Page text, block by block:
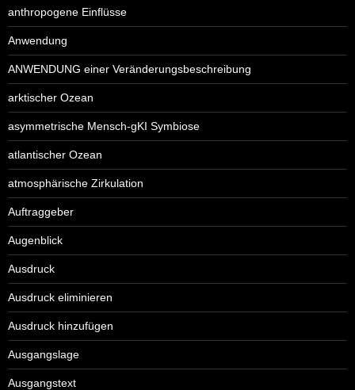
anthropogene Einflüsse
Anwendung
ANWENDUNG einer Veränderungsbeschreibung
arktischer Ozean
asymmetrische Mensch-gKI Symbiose
atlantischer Ozean
atmosphärische Zirkulation
Auftraggeber
Augenblick
Ausdruck
Ausdruck eliminieren
Ausdruck hinzufügen
Ausgangslage
Ausgangstext